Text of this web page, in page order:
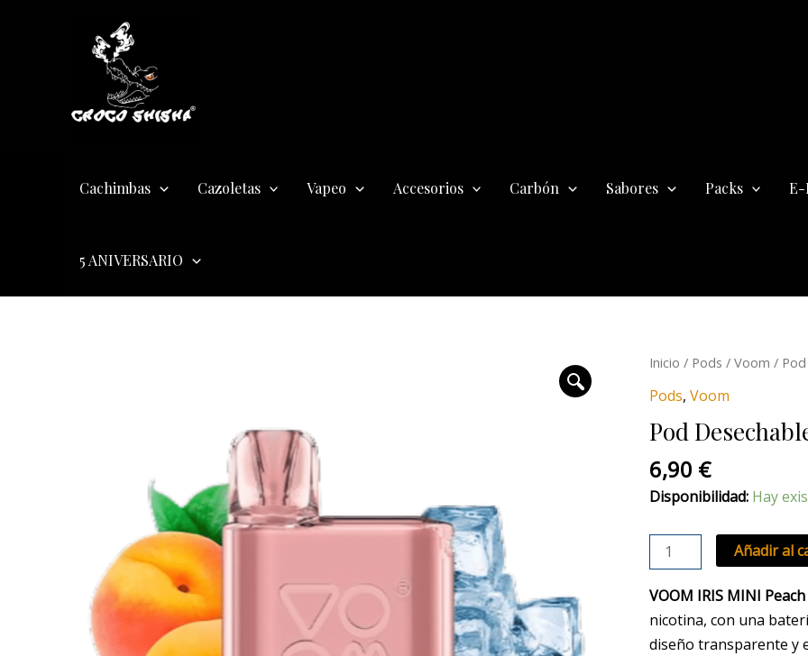
Cachimbas Cazoletas Vapeo Accesorios Carbón Sabores Packs E-
5 ANIVERSARIO
Inicio / Pods / Voom /
Pods, Voom
Pod
6,90 €
Disponibilidad: Hay
Pod
Desechable
Iris
Mini
Peach
Ice
cantidad
Añadir al
VOOM IRIS MINI
nicotina, con una
diseño transparente y